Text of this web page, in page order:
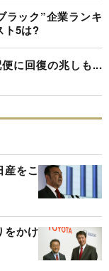
ラック”企業ランキ
ト5は?
に回復の兆しも...
産をこ
をかけ